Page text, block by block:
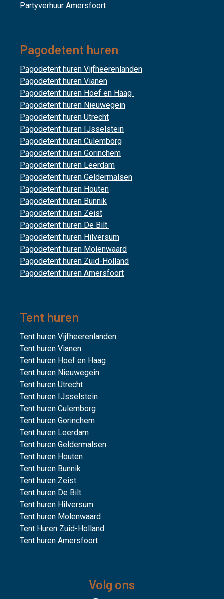
Partyverhuur Amersfoort
Pagodetent huren
Pagodetent huren Vijfheerenlanden
Pagodetent huren Vianen
Pagodetent huren Hoef en Haag
Pagodetent huren Nieuwegein
Pagodetent huren Utrecht
Pagodetent huren IJsselstein
Pagodetent huren Culemborg
Pagodetent huren Gorinchem
Pagodetent huren Leerdam
Pagodetent huren Geldermalsen
Pagodetent huren Houten
Pagodetent huren Bunnik
Pagodetent huren Zeist
Pagodetent huren De Bilt
Pagodetent huren Hilversum
Pagodetent huren Molenwaard
Pagodetent huren Zuid-Holland
Pagodetent huren Amersfoort
Tent huren
Tent huren Vijfheerenlanden
Tent huren Vianen
Tent huren Hoef en Haag
Tent huren Nieuwegein
Tent huren Utrecht
Tent huren IJsselstein
Tent huren Culemborg
Tent huren Gorinchem
Tent huren Leerdam
Tent huren Geldermalsen
Tent huren Houten
Tent huren Bunnik
Tent huren Zeist
Tent huren De Bilt
Tent huren Hilversum
Tent huren Molenwaard
Tent Huren Zuid-Holland
Tent huren Amersfoort
Volg ons